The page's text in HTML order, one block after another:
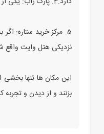
5. مرکز خرید ستاره:
نزدیکی هتل وایت
این مکان‌ ها تنها بخشی
بزنند و از دیدن و تجربه